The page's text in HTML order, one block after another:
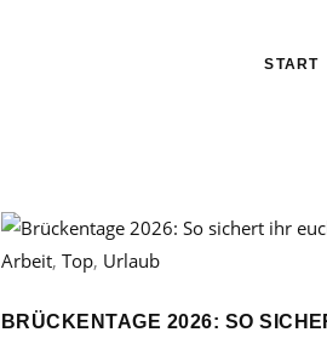
START
Arbeit, Top, Urlaub
BRÜCKENTAGE 2026: SO